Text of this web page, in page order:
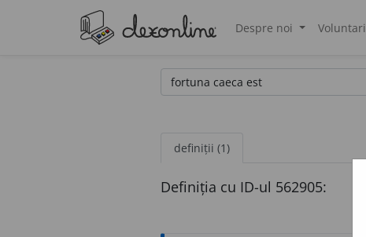
Despre noi Voluntari
definiții (1)
Definiția cu ID-ul 562905: